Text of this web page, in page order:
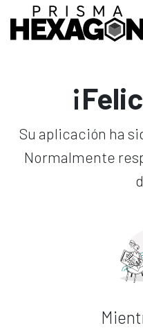
Ir al contenido
Su aplicación ha
Normalmente